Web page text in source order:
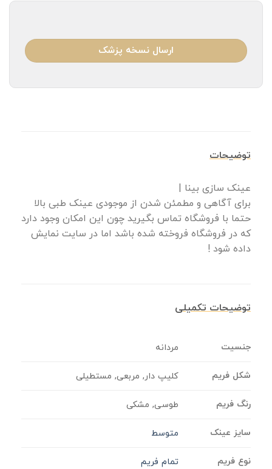
ارسال نسخه پزشک
توضیحات
عینک سازی بینا |
برای آگاهی و مطمئن شدن از موجودی عینک طبی بالا
حتما با فروشگاه تماس بگیرید چون این امکان وجود دارد
که در فروشگاه فروخته شده باشد اما در سایت نمایش
داده شود !
توضیحات تکمیلی
جنسیت مردانه
شکل فریم کلیپ دار, مربعی, مستطیلی
رنگ فریم طوسی, مشکی
سایز عینک متوسط
نوع فریم تمام فریم